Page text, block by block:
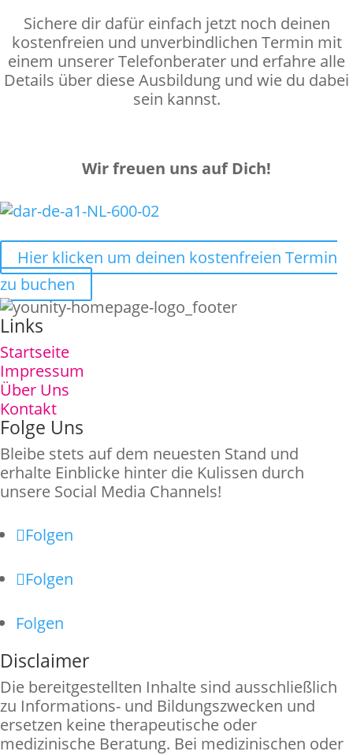
Sichere dir dafür einfach jetzt noch deinen
kostenfreien und unverbindlichen Termin mit
einem unserer Telefonberater und erfahre alle
Details über diese Ausbildung und wie du dabei
sein kannst.
Wir freuen uns auf Dich!
Hier klicken um deinen kostenfreien Termin
zu buchen
Links
Startseite
Impressum
Über Uns
Kontakt
Folge Uns
Bleibe stets auf dem neuesten Stand und
erhalte Einblicke hinter die Kulissen durch
unsere Social Media Channels!
Folgen
Folgen
Folgen
Disclaimer
Die bereitgestellten Inhalte sind ausschließlich
zu Informations- und Bildungszwecken und
ersetzen keine therapeutische oder
medizinische Beratung. Bei medizinischen oder